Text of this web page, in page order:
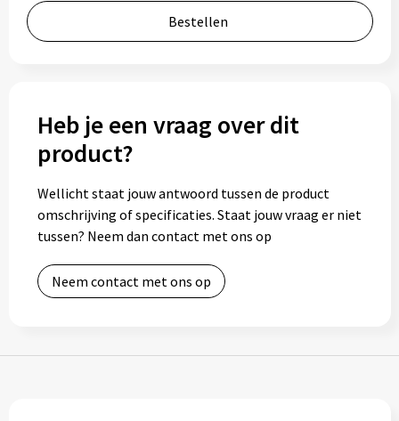
Notablokken
Eten & drinken
Bidons
Drinkbekers
Drinkflessen
Bestellen
Heb je een vraag over dit
product?
Wellicht staat jouw antwoord tussen de product
omschrijving of specificaties. Staat jouw vraag er niet
tussen? Neem dan contact met ons op
Neem contact met ons op